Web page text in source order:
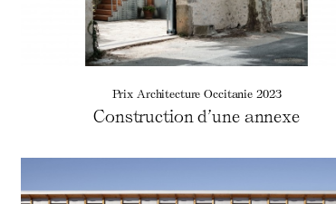
Prix Architecture Occitanie 2023
Construction d’une annexe